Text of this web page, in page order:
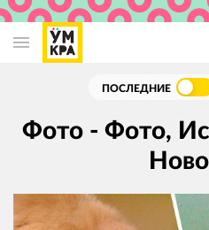
ПОСЛЕДНИЕ
Фото - Фото,